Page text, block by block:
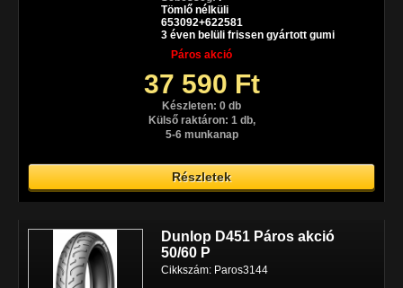
Tömlő nélküli
653092+622581
3 éven belüli frissen gyártott gumi
Páros akció
37 590 Ft
Készleten: 0 db
Külső raktáron: 1 db,
5-6 munkanap
Részletek
Dunlop D451 Páros akció
50/60 P
Cikkszám: Paros3144